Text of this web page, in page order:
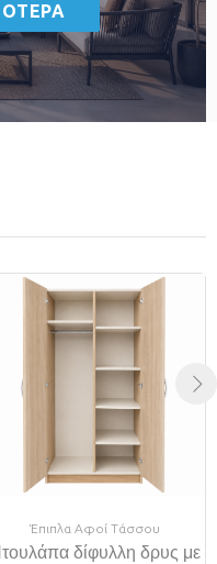
Έπιπλα Αφοί Τάσσου
δίφυλλη δρυς με